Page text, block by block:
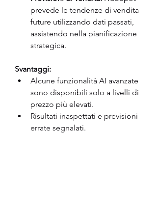
prevede le tendenze di vendita
future utilizzando dati passati,
assistendo nella pianificazione
strategica.
Svantaggi:
Alcune funzionalità AI avanzate
sono disponibili solo a livelli di
prezzo più elevati.
Risultati inaspettati e previsioni
errate segnalati.